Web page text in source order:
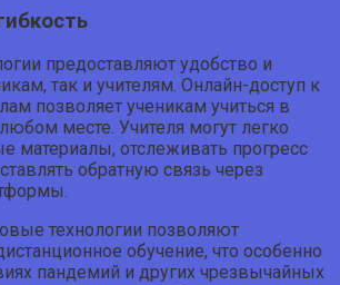
предоставляют удобство и
так и учителям. Онлайн-доступ к
позволяет ученикам учиться в
месте. Учителя могут легко
материалы, отслеживать прогресс
обратную связь через
технологии позволяют
обучение, что особенно
пандемий и других чрезвычайных